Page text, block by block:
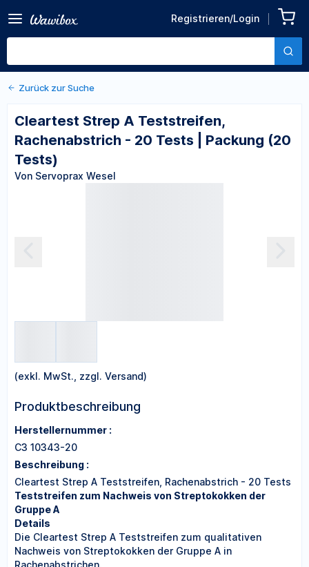
Registrieren/Login
Teststreifen,
Rachenabstrich - 20 Tests |
Von Servoprax Wesel
Zurück zu den Produktdetails
Zurück zur Suche
Cleartest Strep A Teststreifen,
Rachenabstrich - 20 Tests | Packung (20
Tests)
Von Servoprax Wesel
(exkl. MwSt., zzgl. Versand)
Produktbeschreibung
Herstellernummer :
C3 10343-20
Beschreibung :
Cleartest Strep A Teststreifen, Rachenabstrich - 20 Tests
Teststreifen zum Nachweis von Streptokokken der
Gruppe A
Details
Die Cleartest Strep A Teststreifen zum qualitativen
Nachweis von Streptokokken der Gruppe A in
Rachenabstrichen.